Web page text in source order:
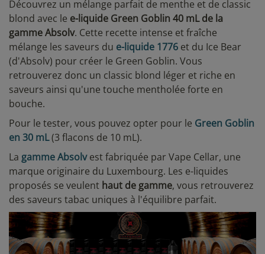
Découvrez un mélange parfait de menthe et de classic
blond avec le e-liquide Green Goblin 40 mL de la
gamme Absolv. Cette recette intense et fraîche
mélange les saveurs du e-liquide 1776 et du Ice Bear
(d'Absolv) pour créer le Green Goblin. Vous
retrouverez donc un classic blond léger et riche en
saveurs ainsi qu'une touche mentholée forte en
bouche.
Pour le tester, vous pouvez opter pour le Green Goblin
en 30 mL(3 flacons de 10 mL).
La gamme Absolvest fabriquée par Vape Cellar, une
marque originaire du Luxembourg. Les e-liquides
proposés se veulent haut de gamme, vous retrouverez
des saveurs tabac uniques à l'équilibre parfait.